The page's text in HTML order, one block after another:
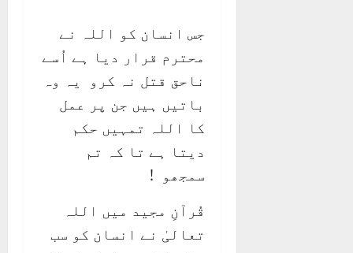
جس انسان کو اللہ نے
محترم قرار دیا ہے اُسے
ناحق قتل نہ کرو یہ وہ
باتیں ہیں جن پر عمل
کا اللہ تمہیں حکم
دیتا ہے تا کہ تم
سمجھو !
قُرآنِ مجید میں اللہ
تعالیٰ نے انسان کو سب